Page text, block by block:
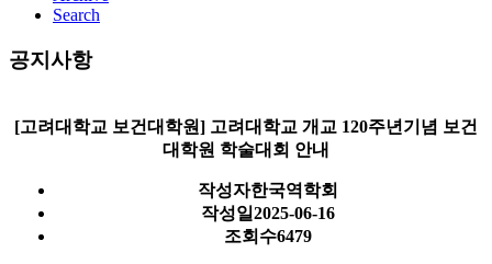
Search
공지사항
[고려대학교 보건대학원] 고려대학교 개교 120주년기념 보건
대학원 학술대회 안내
작성자한국역학회
작성일2025-06-16
조회수6479